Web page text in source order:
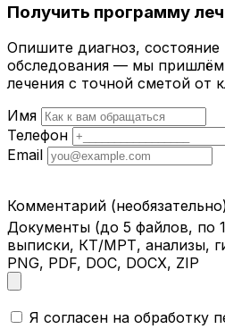
Получить программу
Опишите диагноз,
обследования — мы пришлём
лечения с точной сметой от
Имя
Телефон
Email
Комментарий
Документы (до 5 файлов, по
выписки, КТ/МРТ, анализы,
PNG, PDF, DOC, DOCX, ZIP
Я согласен на обработку